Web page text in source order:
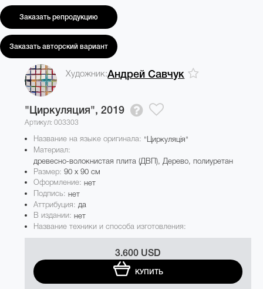
Заказать репродукцию
Заказать авторский вариант
Художник:Андрей Савчук
"Циркуляция", 2019
Артикул: 003303
Название на языке оригинала: "Циркуляція"
Материал:
древесно-волокнистая плита (ДВП), Дерево, полиуретан
Размер: 90 x 90 см
Оформление:нет
Подпись:нет
Аттрибуция: да
В издании:нет
Название техники и способа изготовления:
3.600 USD
КУПИТЬ